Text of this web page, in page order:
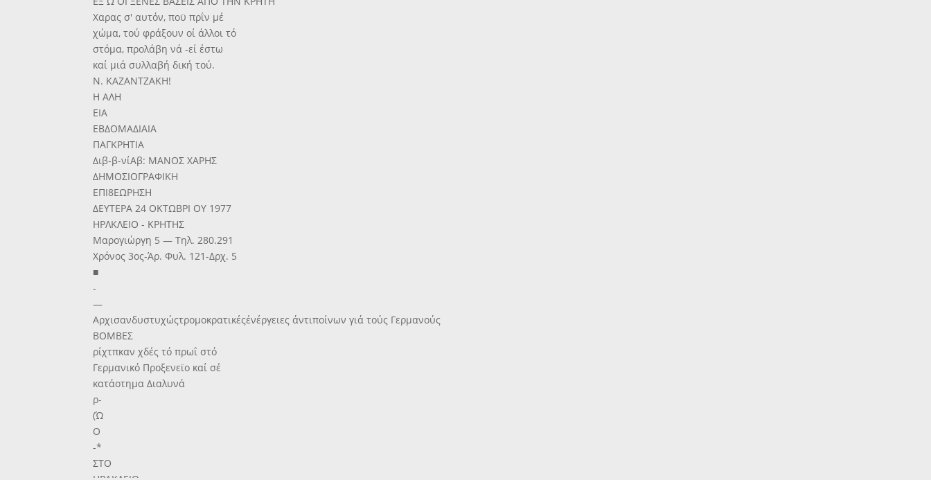
Χαρας σ' αυτόν, ποϋ πρΐν μέ
χώμα, τού φράξουν οί άλλοι τό
στόμα, προλάβη νά -εί έστω
καί μιά συλλαβή δική τού.
Ν. ΚΑΖΑΝΤΖΑΚΗ!
Η ΑΛΗ
ΕΙΑ
ΕΒΔΟΜΑΔΙΑΙΑ
ΠΑΓΚΡΗΤΙΑ
Διβ-β-νίΑβ: ΜΑΝΟΣ ΧΑΡΗΣ
ΔΗΜΟΣΙΟΓΡΑΦΙΚΗ
ΕΠΙ8ΕΩΡΗΣΗ
ΔΕΥΤΕΡΑ 24 ΟΚΤΩΒΡΙ ΟΥ 1977
ΗΡΛΚΛΕΙΟ - ΚΡΗΤΗΣ
Μαρογιώργη 5 — Τηλ. 280.291
Χρόνος 3ος-Άρ. Φυλ. 121-Δρχ. 5
■
-
—
Αρχισανδυστυχώςτρομοκρατικέςένέργειες άντιποίνων γιά τούς Γερμανούς
ΒΟΜΒΕΣ
ρίχτπκαν χδές τό πρωΐ στό
Γερμανικό Προξενεϊο καί σέ
κατάοτημα Διαλυνά
ρ-
(Ώ
Ο
-*
ΣΤΟ